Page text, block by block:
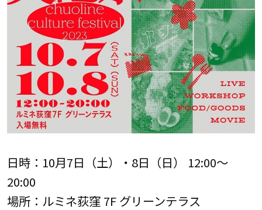
日時：10月7日（土）・8日（日） 12:00～
20:00
場所：ルミネ荻窪 7F グリーンテラス